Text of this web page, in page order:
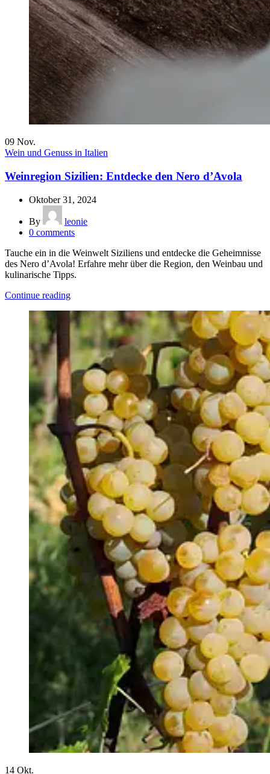
09 Nov.
Wein und Genuss in Italien
Weinregion Sizilien: Entdecke den Nero d’Avola
Oktober 31, 2024
By
leonie
0 comments
Tauche ein in die Weinwelt Siziliens und entdecke die Geheimnisse
des Nero d’Avola! Erfahre mehr über die Region, den Weinbau und
kulinarische Tipps.
Continue reading
14 Okt.